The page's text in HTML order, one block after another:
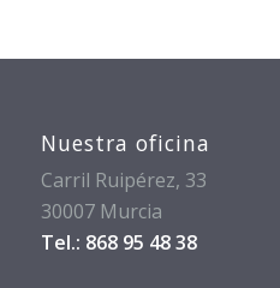
Nuestra oficina
Carril Ruipérez, 33
30007 Murcia
Tel.: 868 95 48 38